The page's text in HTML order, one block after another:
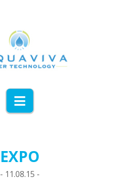
Navigation
EXPO
- 11.08.15 -